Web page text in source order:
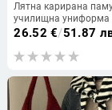
Лятна карирана
училищна униформа
момичета, карирана
униформа с къс
средно и по-голямо
26.52 €/51.87